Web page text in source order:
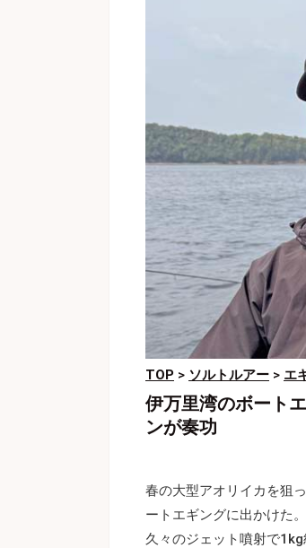
TOP > ソルトルアー > エ
伊万里湾のボート
ンが奏功
春の大型アオリイカを狙
ートエギングに出かけた
久々のジェット噴射で